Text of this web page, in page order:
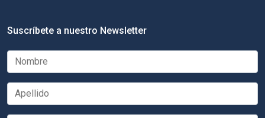
Suscríbete a nuestro Newsletter